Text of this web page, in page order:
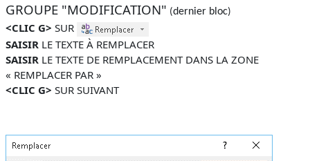
GROUPE "MODIFICATION" (dernier bloc)
<CLIC G> SUR
SAISIR LE TEXTE À REMPLACER
SAISIR LE TEXTE DE REMPLACEMENT DANS LA ZONE
« REMPLACER PAR »
<CLIC G> SUR SUIVANT